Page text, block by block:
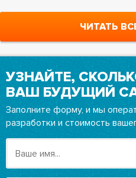
ЧИТАТЬ
УЗНАЙТЕ,
ВАШ БУДУЩИЙ
Заполните форму, и мы
разработки и стоимость